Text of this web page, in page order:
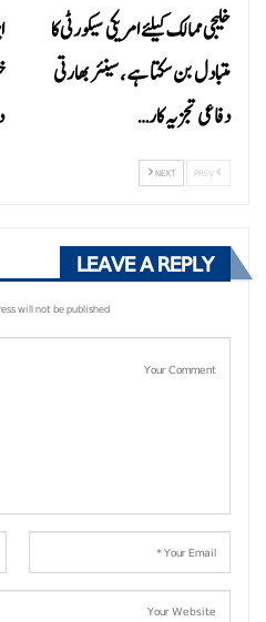
خلیجی ممالک کیلئے امریکی سیکورٹی کا
متبادل بن سکتا ہے ،سینئر بھارتی
دفاعی تجزیہ کار…
NEXT
LEAVE A REPLY
will not be published.